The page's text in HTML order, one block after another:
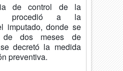
de control de la
procedió a la
imputado, donde se
dos meses de
decretó la medida
preventiva.